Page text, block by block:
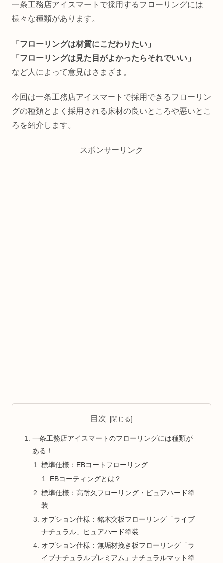
一条工務店アイスマートで採用するフローリングには
様々な種類があります。
「フローリングは材質にこだわりたい」
「フローリングは見た目がよかったらそれでいい」
など人によって意見はさまざま。
今回は一条工務店アイスマートで採用できるフローリン
グの種類とよく採用される床材の良いところや悪いとこ
ろを紹介します。
スポンサーリンク
目次
一条工務店アイスマートのフローリングには種類が
ある！
標準仕様：EBコートフローリング
EBコーティングとは？
標準仕様：高耐久フローリング・ピュアハード塗
装
オプション仕様：銘木突板フローリング「ライブ
ナチュラル」ピュアハード塗装
オプション仕様：無垢材挽き板フローリング「ラ
イブナチュラルプレミアム」ナチュラルマット塗